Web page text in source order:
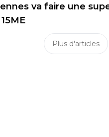
va faire une
Plus d'articles